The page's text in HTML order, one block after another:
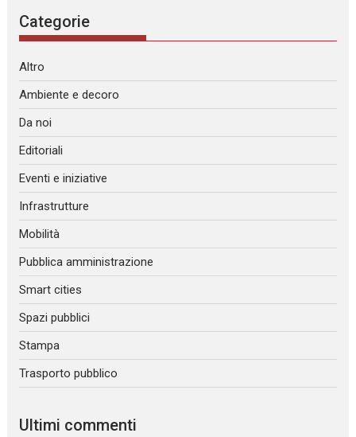
Categorie
Altro
Ambiente e decoro
Da noi
Editoriali
Eventi e iniziative
Infrastrutture
Mobilità
Pubblica amministrazione
Smart cities
Spazi pubblici
Stampa
Trasporto pubblico
Ultimi commenti